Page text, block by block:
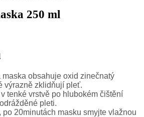
250 ml
maska obsahuje oxid zinečnatý
výrazně zklidňují pleť.
tenké vrstvě po hlubokém čištění
pleti.
po 20minutách masku smyjte vlažnou